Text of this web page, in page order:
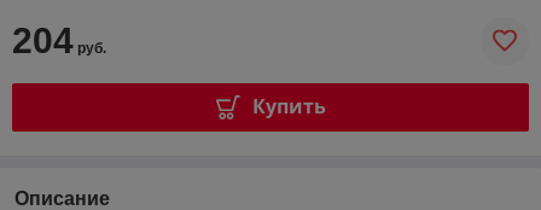
204 руб.
Купить
Описание